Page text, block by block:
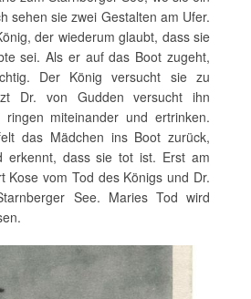
sehen sie zwei Gestalten am Ufer.
der wiederum glaubt, dass sie
sei. Als er auf das Boot zugeht,
Der König versucht sie zu
Dr. von Gudden versucht ihn
ringen miteinander und ertrinken.
das Mädchen ins Boot zurück,
erkennt, dass sie tot ist. Erst am
Kose vom Tod des Königs und Dr.
See. Maries Tod wird